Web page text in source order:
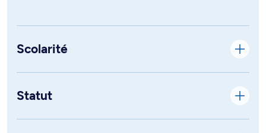
Scolarité
Statut